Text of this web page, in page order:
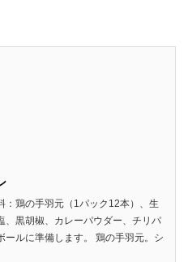
：鶏の手羽元（1パック12本）、生
、黒胡椒、カレーパウダー、チリパ
ールに準備します。 鶏の手羽元。シ